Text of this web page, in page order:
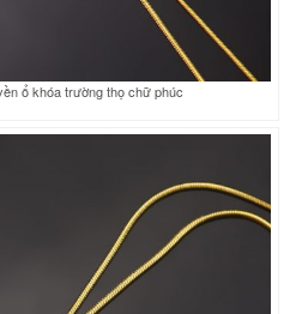
ổ khóa trường thọ chữ phúc